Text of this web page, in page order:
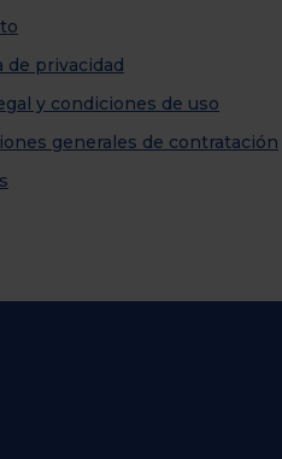
de privacidad
y condiciones de uso
generales de contratación